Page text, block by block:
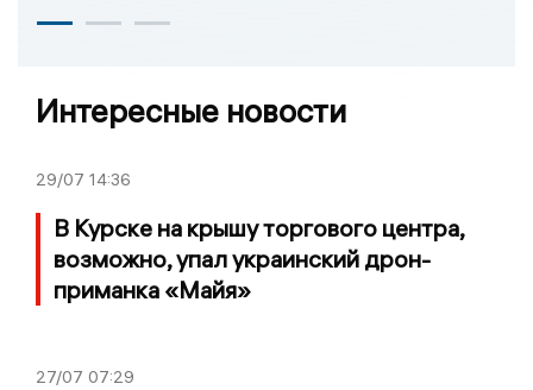
Интересные новости
29/07 14:36
В Курске на крышу торгового центра,
возможно, упал украинский дрон-
приманка «Майя»
27/07 07:29